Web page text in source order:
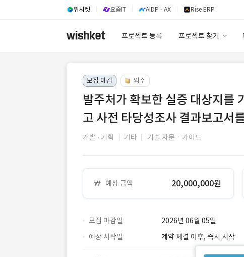
위시켓 요즘IT AIDP - AX Rise ERP
프로젝트 등록 프로젝트 찾기
모집 마감 외주
발주처가 확보한 실증 대상지를
고 사전 타당성조사 결과보고서
개발 기획 기타 기술 자문ㆍ가이드
예상 금액 20,000,000원
모집 마감일 2026년 06월 05일
예상 시작일 계약 체결 이후, 즉시 시작